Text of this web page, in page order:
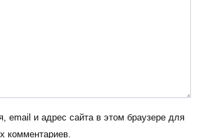
email и адрес сайта в этом браузере для
комментариев.